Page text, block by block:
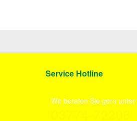
Service Hotline
Wir beraten Sie gern unter: